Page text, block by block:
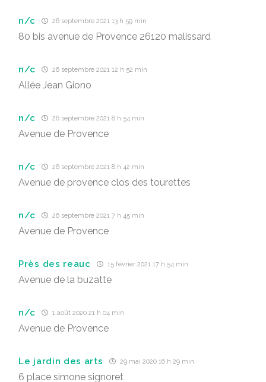
n/c 26 septembre 2021 13 h 59 min
80 bis avenue de Provence 26120 malissard
n/c 26 septembre 2021 12 h 52 min
Allée Jean Giono
n/c 26 septembre 2021 8 h 54 min
Avenue de Provence
n/c 26 septembre 2021 8 h 42 min
Avenue de provence clos des tourettes
n/c 26 septembre 2021 7 h 45 min
Avenue de Provence
Près des reauc 15 février 2021 17 h 54 min
Avenue de la buzatte
n/c 1 août 2020 21 h 04 min
Avenue de Provence
Le jardin des arts 29 mai 2020 16 h 29 min
6 place simone signoret